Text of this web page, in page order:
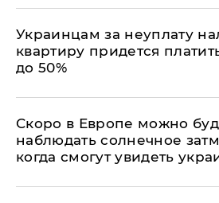
Украинцам за неуплату
квартиру придется
до 50%
Скоро в Европе можно
наблюдать солнечное
когда смогут увидеть